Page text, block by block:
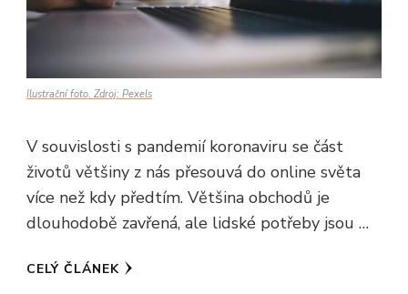
Ilustrační foto. Zdroj: Pexels
V souvislosti s pandemií koronaviru se část
životů většiny z nás přesouvá do online světa
více než kdy předtím. Většina obchodů je
dlouhodobě zavřená, ale lidské potřeby jsou …
CELÝ ČLÁNEK